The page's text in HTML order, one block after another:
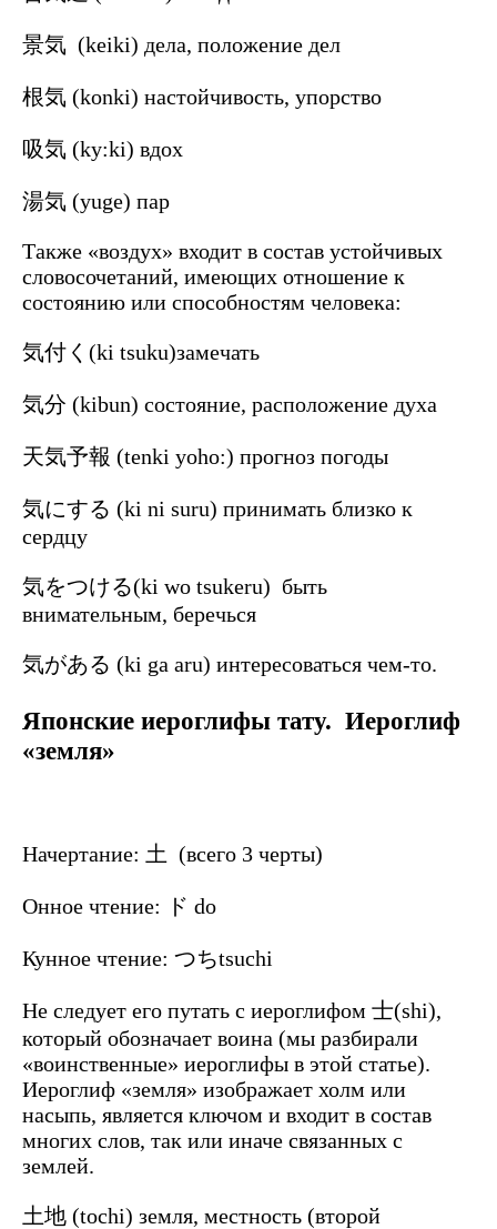
景気 (keiki) дела, положение дел
根気 (konki) настойчивость, упорство
吸気 (ky:ki) вдох
湯気 (yuge) пар
Также «воздух» входит в состав устойчивых
словосочетаний, имеющих отношение к
состоянию или способностям человека:
気付く(ki tsuku)замечать
気分 (kibun) состояние, расположение духа
天気予報 (tenki yoho:) прогноз погоды
気にする (ki ni suru) принимать близко к
сердцу
気をつける(ki wo tsukeru) быть
внимательным, беречься
気がある (ki ga aru) интересоваться чем-то.
Японские иероглифы тату. Иероглиф
«земля»
Начертание: 土 (всего 3 черты)
Онное чтение: ド do
Кунное чтение: つちtsuchi
Не следует его путать с иероглифом 士(shi),
который обозначает воина (мы разбирали
«воинственные» иероглифы в этой статье).
Иероглиф «земля» изображает холм или
насыпь, является ключом и входит в состав
многих слов, так или иначе связанных с
землей.
土地 (tochi) земля, местность (второй